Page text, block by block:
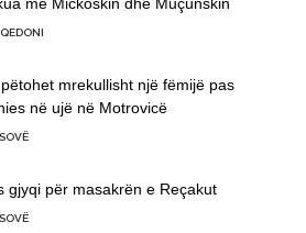
me Mickoskin dhe Muçunskin
mrekullisht një fëmijë pas
në ujë në Motrovicë
gjyqi për masakrën e Reçakut